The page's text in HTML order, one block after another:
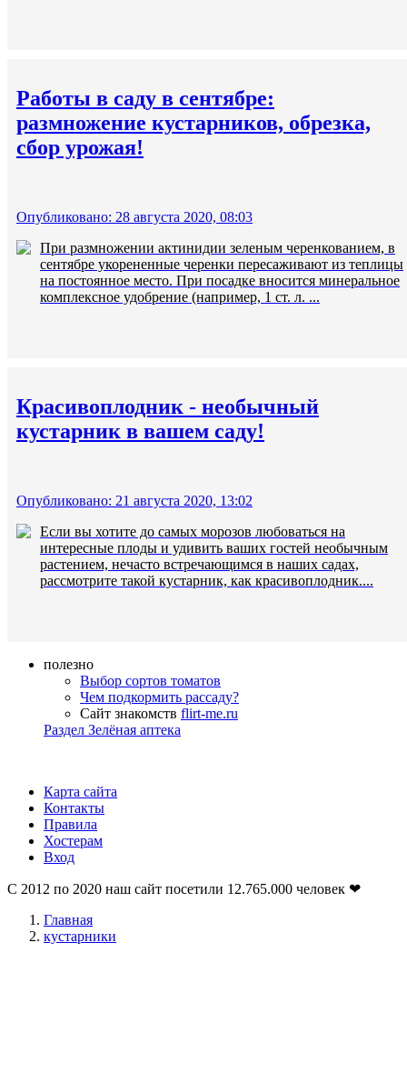
Работы в саду в сентябре:
размножение кустарников, обрезка,
сбор урожая!
Опубликовано: 28 августа 2020, 08:03
При размножении актинидии зеленым черенкованием, в
сентябре укорененные черенки пересаживают из теплицы
на постоянное место. При посадке вносится минеральное
комплексное удобрение (например, 1 ст. л. ...
Красивоплодник - необычный
кустарник в вашем саду!
Опубликовано: 21 августа 2020, 13:02
Если вы хотите до самых морозов любоваться на
интересные плоды и удивить ваших гостей необычным
растением, нечасто встречающимся в наших садах,
рассмотрите такой кустарник, как красивоплодник....
полезно
Выбор сортов томатов
Чем подкормить рассаду?
Сайт знакомств flirt-me.ru
Раздел Зелёная аптека
Карта сайта
Контакты
Правила
Хостерам
Вход
С 2012 по 2020 наш сайт посетили 12.765.000 человек ❤
Главная
кустарники